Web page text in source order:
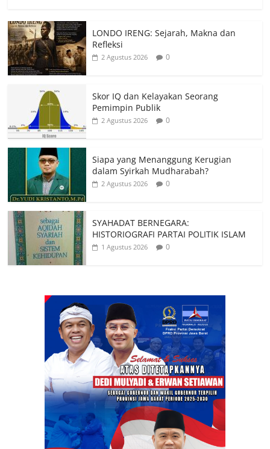
LONDO IRENG: Sejarah, Makna dan
Refleksi
2 Agustus 2026 0
Skor IQ dan Kelayakan Seorang
Pemimpin Publik
2 Agustus 2026 0
Siapa yang Menanggung Kerugian
dalam Syirkah Mudharabah?
2 Agustus 2026 0
SYAHADAT BERNEGARA:
HISTORIOGRAFI PARTAI POLITIK ISLAM
1 Agustus 2026 0